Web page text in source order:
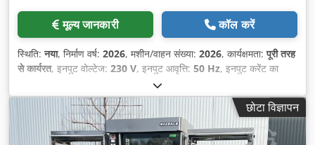
मूल्य जानकारी कॉल करें
स्थिति:नया, निर्माण वर्ष: 2026, मशीन/वाहन संख्या: 2026, कार्यक्षमता:पूरी तरह
से कार्यरत, इनपुट वोल्टेज: 230 V, इनपुट आवृत्ति: 50 Hz, इनपुट करेंट का
प्रलेखन / मैन्युअल, सीई चिह्नांकन
छोटा विज्ञापन